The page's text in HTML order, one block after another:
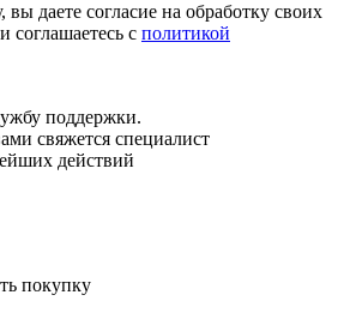
даете согласие на обработку своих
соглашаетесь с политикой
поддержки.
свяжется специалист
действий
покупку